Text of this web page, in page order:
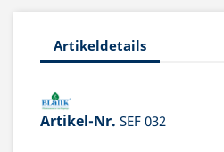
Artikeldetails
Artikel-Nr. SEF 032